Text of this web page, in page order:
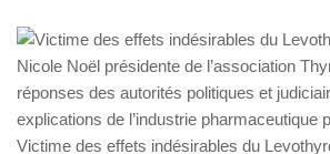
Victime des effets indésirables du